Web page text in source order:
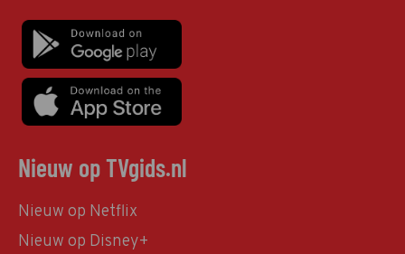
Nieuw op TVgids.nl
Nieuw op Netflix
Nieuw op Disney+